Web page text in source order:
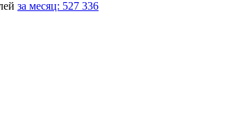
за месяц: 527 336